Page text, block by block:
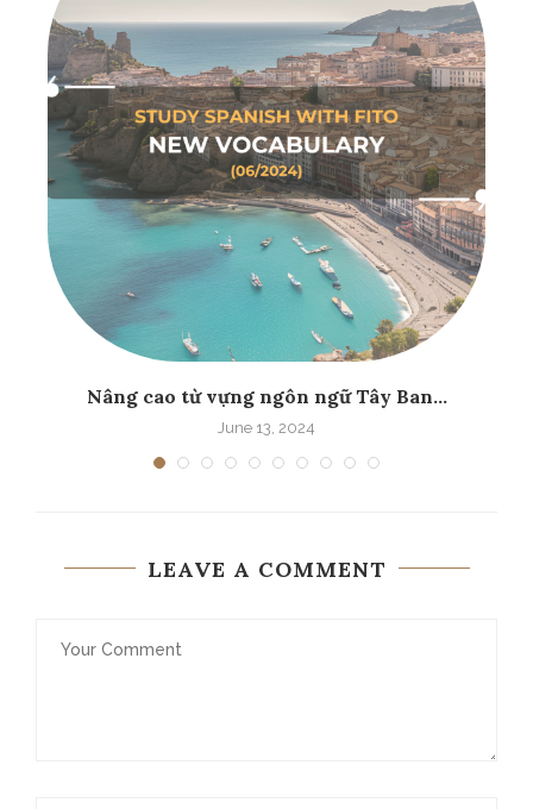
Nâng cao từ vựng ngôn ngữ Tây Ban...
June 13, 2024
LEAVE A COMMENT